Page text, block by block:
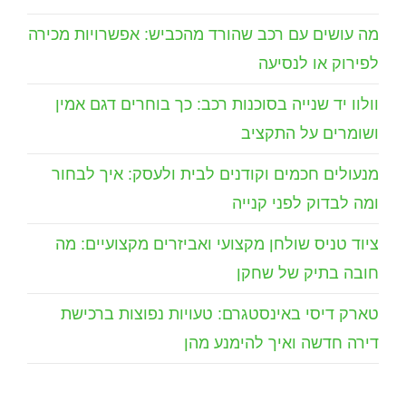
מה עושים עם רכב שהורד מהכביש: אפשרויות מכירה
לפירוק או לנסיעה
וולוו יד שנייה בסוכנות רכב: כך בוחרים דגם אמין
ושומרים על התקציב
מנעולים חכמים וקודנים לבית ולעסק: איך לבחור
ומה לבדוק לפני קנייה
ציוד טניס שולחן מקצועי ואביזרים מקצועיים: מה
חובה בתיק של שחקן
טארק דיסי באינסטגרם: טעויות נפוצות ברכישת
דירה חדשה ואיך להימנע מהן